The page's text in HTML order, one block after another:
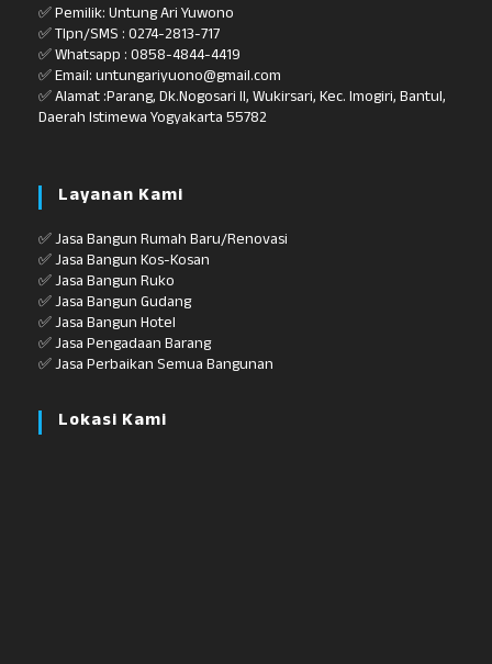
✅ Pemilik: Untung Ari Yuwono
✅ Tlpn/SMS : 0274-2813-717
✅ Whatsapp : 0858-4844-4419
✅ Email: untungariyuono@gmail.com
✅ Alamat :Parang, Dk.Nogosari II, Wukirsari, Kec. Imogiri, Bantul,
Daerah Istimewa Yogyakarta 55782
Layanan Kami
✅ Jasa Bangun Rumah Baru/Renovasi
✅ Jasa Bangun Kos-Kosan
✅ Jasa Bangun Ruko
✅ Jasa Bangun Gudang
✅ Jasa Bangun Hotel
✅ Jasa Pengadaan Barang
✅ Jasa Perbaikan Semua Bangunan
Lokasi Kami